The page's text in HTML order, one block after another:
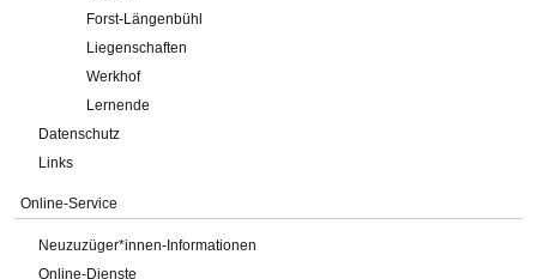
Forst-Längenbühl
Liegenschaften
Werkhof
Lernende
Datenschutz
Links
Online-Service
Neuzuzüger*innen-Informationen
Online-Dienste